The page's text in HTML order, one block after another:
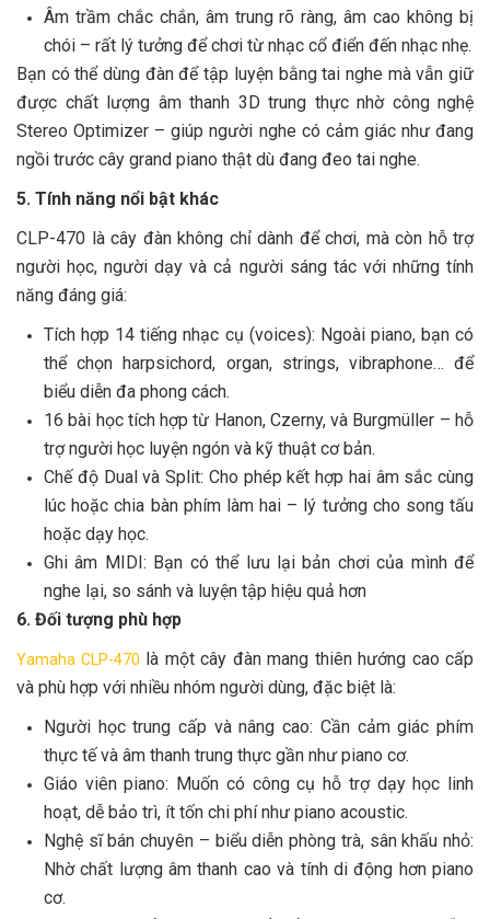
Âm trầm chắc chắn, âm trung rõ ràng, âm cao không bị
chói – rất lý tưởng để chơi từ nhạc cổ điển đến nhạc nhẹ.
Bạn có thể dùng đàn để tập luyện bằng tai nghe mà vẫn giữ
được chất lượng âm thanh 3D trung thực nhờ công nghệ
Stereo Optimizer – giúp người nghe có cảm giác như đang
ngồi trước cây grand piano thật dù đang đeo tai nghe.
5. Tính năng nổi bật khác
CLP-470 là cây đàn không chỉ dành để chơi, mà còn hỗ trợ
người học, người dạy và cả người sáng tác với những tính
năng đáng giá:
Tích hợp 14 tiếng nhạc cụ (voices): Ngoài piano, bạn có
thể chọn harpsichord, organ, strings, vibraphone… để
biểu diễn đa phong cách.
16 bài học tích hợp từ Hanon, Czerny, và Burgmüller – hỗ
trợ người học luyện ngón và kỹ thuật cơ bản.
Chế độ Dual và Split: Cho phép kết hợp hai âm sắc cùng
lúc hoặc chia bàn phím làm hai – lý tưởng cho song tấu
hoặc dạy học.
Ghi âm MIDI: Bạn có thể lưu lại bản chơi của mình để
nghe lại, so sánh và luyện tập hiệu quả hơn
6. Đối tượng phù hợp
Yamaha CLP-470 là một cây đàn mang thiên hướng cao cấp
và phù hợp với nhiều nhóm người dùng, đặc biệt là:
Người học trung cấp và nâng cao: Cần cảm giác phím
thực tế và âm thanh trung thực gần như piano cơ.
Giáo viên piano: Muốn có công cụ hỗ trợ dạy học linh
hoạt, dễ bảo trì, ít tốn chi phí như piano acoustic.
Nghệ sĩ bán chuyên – biểu diễn phòng trà, sân khấu nhỏ:
Nhờ chất lượng âm thanh cao và tính di động hơn piano
cơ.